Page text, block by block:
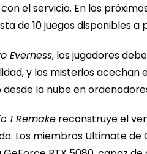
el servicio. En los
de 10 juegos disponibles
Everness, los jugadores
y los misterios acechan
la nube en
1 Remake reconstruye el
Los miembros Ultimate